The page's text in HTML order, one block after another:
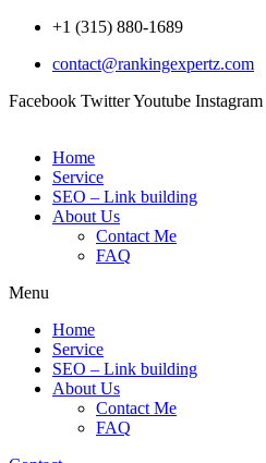
Skip
content
+1 (315) 880-1689
contact@rankingexpertz.com
Facebook TwitterYoutube Instagram
Home
Service
SEO – Link building
About Us
Contact Me
FAQ
Menu
Home
Service
SEO – Link building
About Us
Contact Me
FAQ